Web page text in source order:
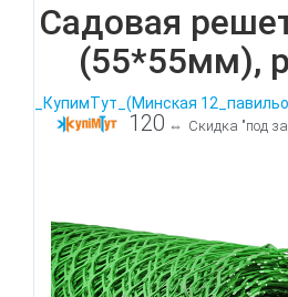
Садовая
(55*55мм),
_КупимТут_(Минская
120 ⇔ Скидка "под